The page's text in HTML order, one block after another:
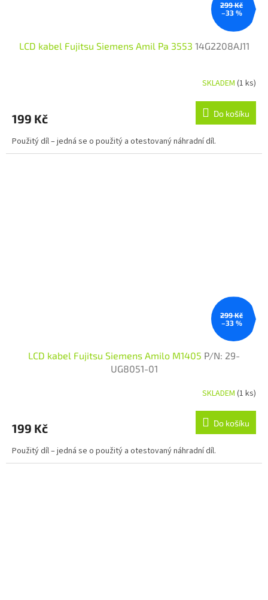
299 Kč
–33 %
LCD kabel Fujitsu Siemens Amil Pa 3553 14G2208AJ11
SKLADEM (1 ks)
199 Kč Do košíku
Použitý díl – jedná se o použitý a otestovaný náhradní díl.
299 Kč
–33 %
LCD kabel Fujitsu Siemens Amilo M1405 P/N: 29-
UG8051-01
SKLADEM (1 ks)
199 Kč Do košíku
Použitý díl – jedná se o použitý a otestovaný náhradní díl.